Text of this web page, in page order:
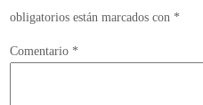
obligatorios están marcados con *
Comentario *